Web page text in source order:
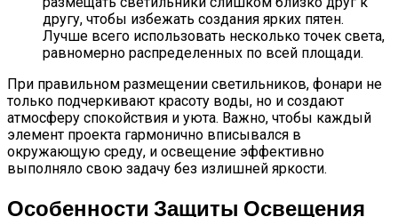
другу, чтобы избежать создания ярких пятен.
Лучше всего использовать несколько точек света,
равномерно распределенных по всей площади.
При правильном размещении светильников, фонари не
только подчеркивают красоту воды, но и создают
атмосферу спокойствия и уюта. Важно, чтобы каждый
элемент проекта гармонично вписывался в
окружающую среду, и освещение эффективно
выполняло свою задачу без излишней яркости.
Особенности Защиты Освещения